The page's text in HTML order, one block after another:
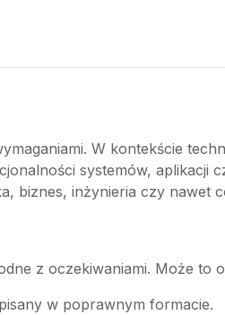
W kontekście
systemów, aplikacji
biznes, inżynieria czy nawet
z oczekiwaniami. Może to
w poprawnym formacie.